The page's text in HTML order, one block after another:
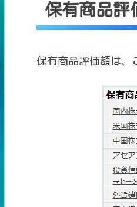
保有商品評
保有商品評価額は、